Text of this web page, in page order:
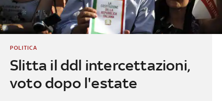
Slitta il ddl intercettazioni,
voto dopo l'estate
POLITICA